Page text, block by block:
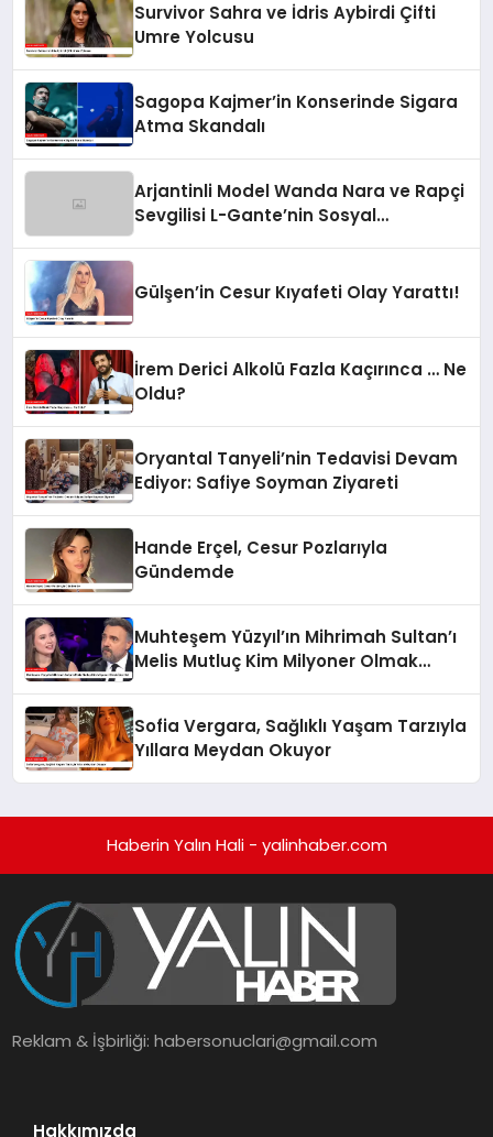
Survivor Sahra ve İdris Aybirdi Çifti
Umre Yolcusu
Sagopa Kajmer’in Konserinde Sigara
Atma Skandalı
Arjantinli Model Wanda Nara ve Rapçi
Sevgilisi L-Gante’nin Sosyal
Gülşen’in Cesur Kıyafeti Olay Yarattı!
İrem Derici Alkolü Fazla Kaçırınca … Ne
Oldu?
Oryantal Tanyeli’nin Tedavisi Devam
Ediyor: Safiye Soyman Ziyareti
Hande Erçel, Cesur Pozlarıyla
Gündemde
Muhteşem Yüzyıl’ın Mihrimah Sultan’ı
Melis Mutluç Kim Milyoner Olmak
Sofia Vergara, Sağlıklı Yaşam Tarzıyla
Yıllara Meydan Okuyor
Haberin Yalın Hali - yalinhaber.com
Reklam & İşbirliği:habersonuclari@gmail.com
Hakkımızda